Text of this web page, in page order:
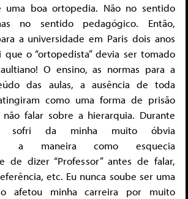
uma boa ortopedia. Não no sentido
no sentido pedagógico. Então,
a universidade em Paris dois anos
o “ortopedista” devia ser tomado
O ensino, as normas para a
das aulas, a ausência de toda
como uma forma de prisão
não falar sobre a hierarquia. Durante
sofri da minha muito óbvia
a maneira como esquecia
de dizer “Professor” antes de falar,
etc. Eu nunca soube ser uma
afetou minha carreira por muito